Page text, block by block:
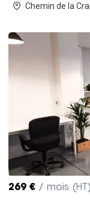
269 € / mois (HT)